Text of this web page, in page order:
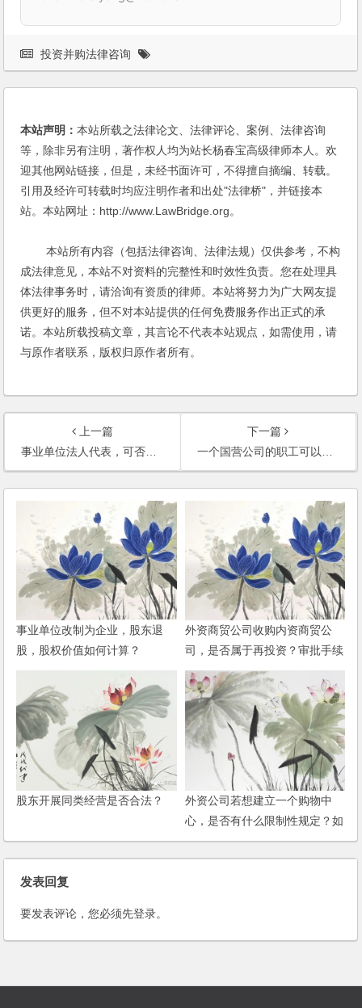
投资并购法律咨询
本站声明：本站所载之法律论文、法律评论、案例、法律咨询
等，除非另有注明，著作权人均为站长杨春宝高级律师本人。欢
迎其他网站链接，但是，未经书面许可，不得擅自摘编、转载。
引用及经许可转载时均应注明作者和出处"法律桥"，并链接本
站。本站网址：http://www.LawBridge.org。
本站所有内容（包括法律咨询、法律法规）仅供参考，不构
成法律意见，本站不对资料的完整性和时效性负责。您在处理具
体法律事务时，请洽询有资质的律师。本站将努力为广大网友提
供更好的服务，但不对本站提供的任何免费服务作出正式的承
诺。本站所载投稿文章，其言论不代表本站观点，如需使用，请
与原作者联系，版权归原作者所有。
上一篇
事业单位法人代表，可否担任单位出资成立的新公司的法人代表？
下一篇
一个国营公司的职工可以做另外公司的法定代表人吗？
事业单位改制为企业，股东退
股，股权价值如何计算？
外资商贸公司收购内资商贸公
司，是否属于再投资？审批手续
怎样办理？
股东开展同类经营是否合法？
外资公司若想建立一个购物中
心，是否有什么限制性规定？如
何操作？
发表回复
要发表评论，您必须先登录。